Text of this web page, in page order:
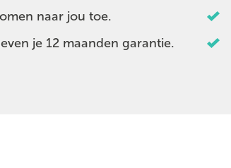
naar jou toe.
je 12 maanden garantie.